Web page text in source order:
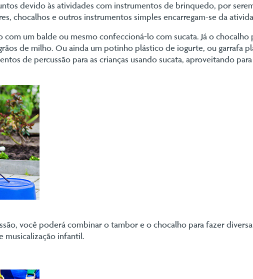
devido às atividades com instrumentos de brinquedo, por
chocalhos e outros instrumentos simples encarregam-se da
um balde ou mesmo confeccioná-lo com sucata. Já o
de milho. Ou ainda um potinho plástico de iogurte, ou garrafa
de percussão para as crianças usando sucata, aproveitando
você poderá combinar o tambor e o chocalho para fazer
musicalização infantil.